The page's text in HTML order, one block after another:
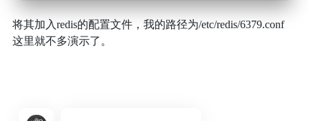
将其加入redis的配置文件，我的路径为/etc/redis/6379.conf
这里就不多演示了。